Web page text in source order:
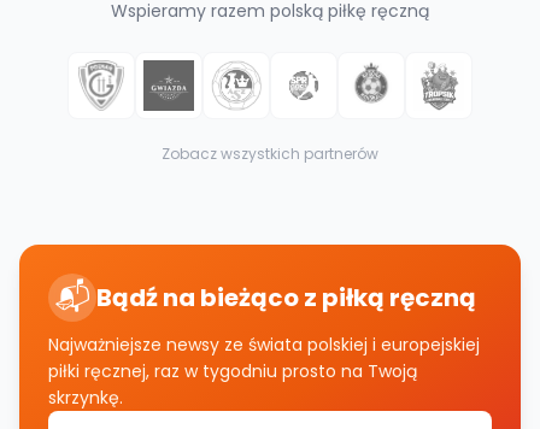
Wspieramy razem polską piłkę ręczną
Zobacz wszystkich partnerów
📬 Bądź na bieżąco z piłką ręczną
Najważniejsze newsy ze świata polskiej i europejskiej
piłki ręcznej, raz w tygodniu prosto na Twoją
skrzynkę.